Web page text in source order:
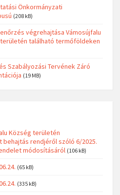
Önkormányzati
(208 kB)
végrehajtása Vámosújfalu
található termőföldeken
Szabályozási Tervének Záró
(19 MB)
Község területén
rendjéről szóló 6/2025.
módosításáról (106 kB)
(65 kB)
(335 kB)